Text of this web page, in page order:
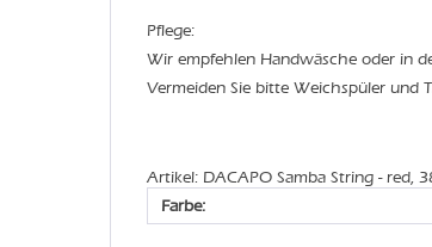
Pflege:
Wir empfehlen Handwäsche oder in
Vermeiden Sie bitte Weichspüler und
Artikel: DACAPO Samba String - red,
Farbe: